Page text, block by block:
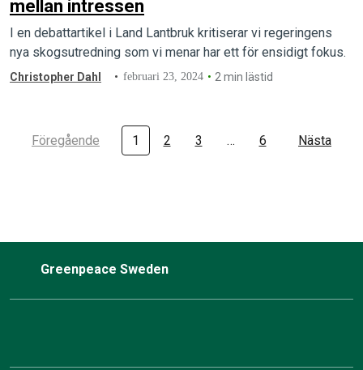
mellan intressen
I en debattartikel i Land Lantbruk kritiserar vi regeringens
nya skogsutredning som vi menar har ett för ensidigt fokus.
Christopher Dahl februari 23, 2024 2 min lästid
Föregående 1 2 3 … 6 Nästa
Greenpeace Sweden